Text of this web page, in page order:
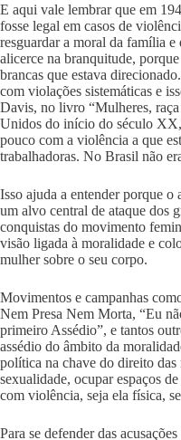
E aqui vale lembrar que em
fosse legal em casos de
resguardar a moral da família
alicerce na branquitude,
brancas que estava
com violações sistemáticas e
Davis, no livro “Mulheres, raça
Unidos do início do século
pouco com a violência a que
trabalhadoras. No Brasil não
Isso ajuda a entender porque o
um alvo central de ataque dos
conquistas do movimento
visão ligada à moralidade e
mulher sobre o seu corpo.
Movimentos e campanhas
Nem Presa Nem Morta, “Eu
primeiro Assédio”, e tantos
assédio do âmbito da
política na chave do direito das
sexualidade, ocupar espaços
com violência, seja ela física,
Para se defender das